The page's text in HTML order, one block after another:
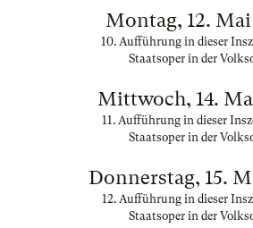
Montag, 12. Mai
10. Aufführung in dieser
Staatsoper in der
Mittwoch, 14.
11. Aufführung in dieser
Staatsoper in der
Donnerstag, 15.
12. Aufführung in dieser
Staatsoper in der